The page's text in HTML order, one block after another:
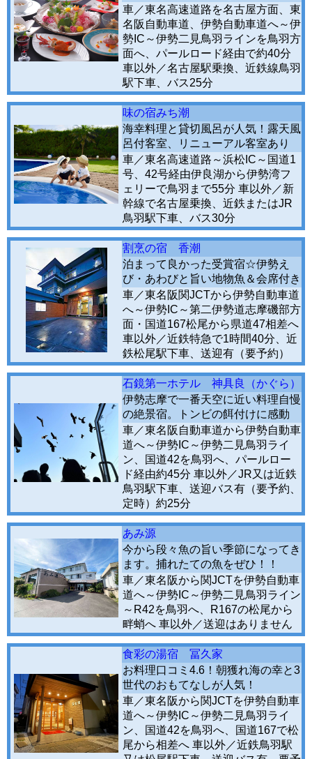
車／東名高速道路を名古屋方面、東
名阪自動車道、伊勢自動車道へ～伊
勢IC～伊勢二見鳥羽ラインを鳥羽方
面へ、パールロード経由で約40分
車以外／名古屋駅乗換、近鉄線鳥羽
駅下車、バス25分
味の宿みち潮
海幸料理と貸切風呂が人気！露天風
呂付客室、リニューアル客室あり
車／東名高速道路～浜松IC～国道1
号、42号経由伊良湖から伊勢湾フ
ェリーで鳥羽まで55分 車以外／新
幹線で名古屋乗換、近鉄またはJR
鳥羽駅下車、バス30分
割烹の宿 香潮
泊まって良かった受賞宿☆伊勢え
び・あわびと旨い地物魚＆会席付き
車／東名阪関JCTから伊勢自動車道
へ～伊勢IC～第二伊勢道志摩磯部方
面・国道167松尾から県道47相差へ
車以外／近鉄特急で1時間40分、近
鉄松尾駅下車、送迎有（要予約）
石鏡第一ホテル 神具良（かぐら）
伊勢志摩で一番天空に近い料理自慢
の絶景宿。トンビの餌付けに感動
車／東名阪自動車道から伊勢自動車
道へ～伊勢IC～伊勢二見鳥羽ライ
ン、国道42を鳥羽へ、パールロー
ド経由約45分 車以外／JR又は近鉄
鳥羽駅下車、送迎バス有（要予約、
定時）約25分
あみ源
今から段々魚の旨い季節になってき
ます。捕れたての魚をぜひ！！
車／東名阪から関JCTを伊勢自動車
道へ～伊勢IC～伊勢二見鳥羽ライン
～R42を鳥羽へ、R167の松尾から
畔蛸へ 車以外／送迎はありません
食彩の湯宿 冨久家
お料理口コミ4.6！朝獲れ海の幸と3
世代のおもてなしが人気！
車／東名阪から関JCTを伊勢自動車
道へ～伊勢IC～伊勢二見鳥羽ライ
ン、国道42を鳥羽へ、国道167で松
尾から相差へ 車以外／近鉄鳥羽駅